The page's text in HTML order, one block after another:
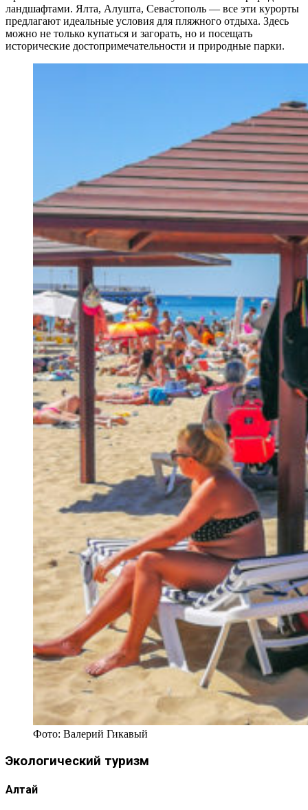
ландшафтами. Ялта, Алушта, Севастополь — все эти курорты
предлагают идеальные условия для пляжного отдыха. Здесь
можно не только купаться и загорать, но и посещать
исторические достопримечательности и природные парки.
Фото: Валерий Гикавый
Экологический туризм
Алтай